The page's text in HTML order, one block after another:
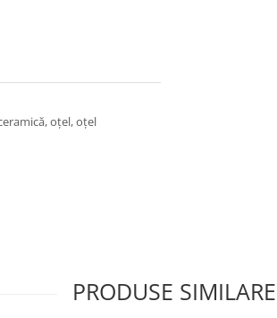
oţel, oţel
PRODUSE SIMILARE